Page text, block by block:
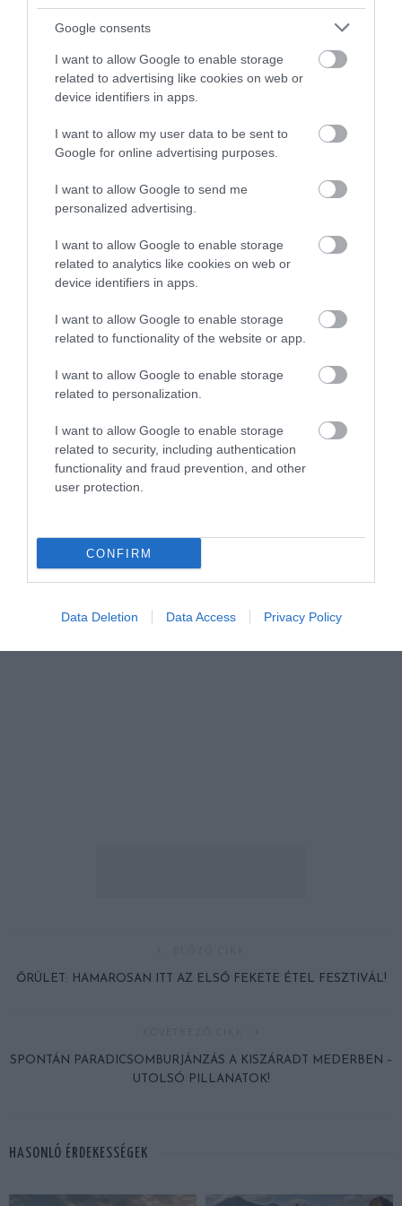
Google consents
I want to allow Google to enable storage
related to advertising like cookies on web or
device identifiers in apps.
I want to allow my user data to be sent to
Google for online advertising purposes.
I want to allow Google to send me
personalized advertising.
I want to allow Google to enable storage
related to analytics like cookies on web or
device identifiers in apps.
I want to allow Google to enable storage
related to functionality of the website or app.
I want to allow Google to enable storage
related to personalization.
I want to allow Google to enable storage
related to security, including authentication
functionality and fraud prevention, and other
user protection.
CONFIRM
Data Deletion Data Access Privacy Policy
ŐRÜLET: HAMAROSAN ITT AZ ELSŐ FEKETE ÉTEL FESZTIVÁL!
SPONTÁN PARADICSOMBURJÁNZÁS A KISZÁRADT MEDERBEN –
UTOLSÓ PILLANATOK!
HASONLÓ ÉRDEKESSÉGEK